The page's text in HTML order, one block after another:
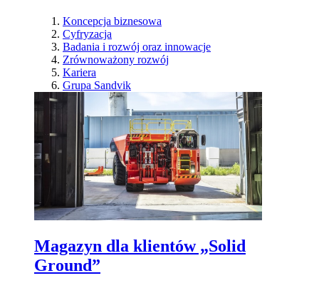
Koncepcja biznesowa
Cyfryzacja
Badania i rozwój oraz innowacje
Zrównoważony rozwój
Kariera
Grupa Sandvik
Magazyn dla klientów „Solid
Ground”